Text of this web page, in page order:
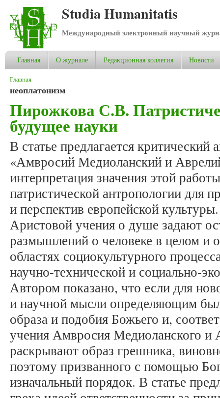
Studia Humanitatis
Международный электронный научный
Главная О журнале Редакционная коллегия Новости
Вы здесь
Главная
неоплатонизм
Пирожкова С.В.
будущее науки
В статье предлагается
«Амвросий Медиоланский и
интерпретация значения этой
патристической антропологии для
и перспектив европейской
Аристовой учения о душе задают
размышлений о человеке в целом и
областях социокультурного
научно-технической и социально-
Автором показано, что если для
и научной мысли определяющим
образа и подобия Божьего и,
учения Амвросия Медиоланского и
раскрывают образ грешника,
поэтому призванного с помощью
изначальный порядок. В статье